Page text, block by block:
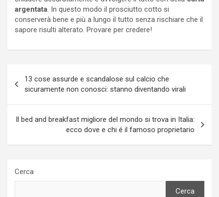
argentata. In questo modo il prosciutto cotto si
conserverà bene e più a lungo il tutto senza rischiare che il
sapore risulti alterato. Provare per credere!
articoli
13 cose assurde e scandalose sul calcio che
sicuramente non conosci: stanno diventando virali
Il bed and breakfast migliore del mondo si trova in Italia:
ecco dove e chi é il famoso proprietario
Cerca
Cerca